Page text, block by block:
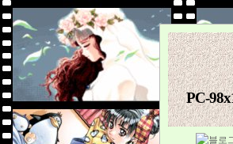
PC-